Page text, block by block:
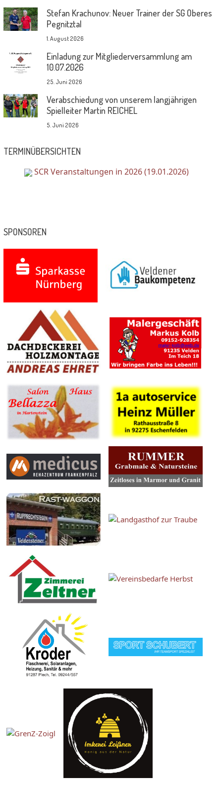
Stefan Krachunov: Neuer Trainer der SG Oberes
Pegnitztal
1. August 2026
Einladung zur Mitgliederversammlung am
10.07.2026
25. Juni 2026
Verabschiedung von unserem langjährigen
Spielleiter Martin REICHEL
5. Juni 2026
TERMINÜBERSICHTEN
SCR Veranstaltungen in 2026 (19.01.2026)
SPONSOREN